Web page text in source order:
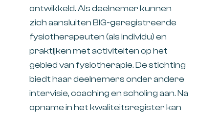
ontwikkeld. Als deelnemer kunnen
zich aansluiten BIG-geregistreerde
fysiotherapeuten (als individu) en
praktijken met activiteiten op het
gebied van fysiotherapie. De stichting
biedt haar deelnemers onder andere
intervisie, coaching en scholing aan. Na
opname in het kwaliteitsregister kan